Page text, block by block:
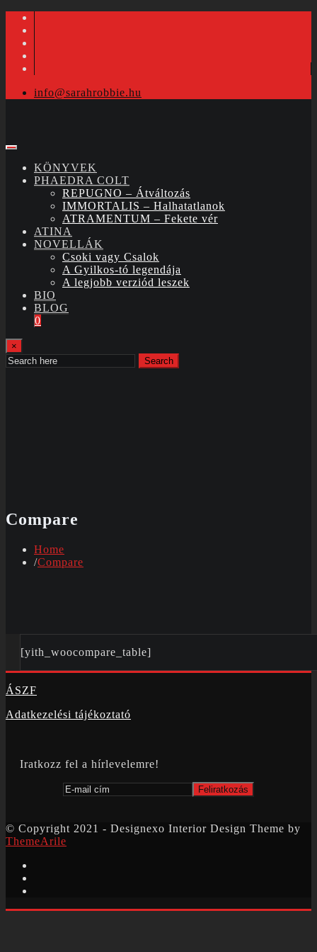
info@sarahrobbie.hu
KÖNYVEK
PHAEDRA COLT
REPUGNO – Átváltozás
IMMORTALIS – Halhatatlanok
ATRAMENTUM – Fekete vér
ATINA
NOVELLÁK
Csoki vagy Csalok
A Gyilkos-tó legendája
A legjobb verziód leszek
BIO
BLOG
0
×
Search
Compare
Home
Compare
[yith_woocompare_table]
ÁSZF
Adatkezelési tájékoztató
Iratkozz fel a hírlevelemre!
© Copyright 2021 - Designexo Interior Design Theme by
ThemeArile